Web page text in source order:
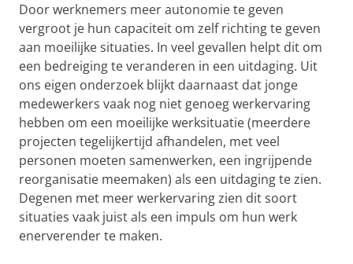
Door werknemers meer autonomie te geven
vergroot je hun capaciteit om zelf richting te geven
aan moeilijke situaties. In veel gevallen helpt dit om
een bedreiging te veranderen in een uitdaging. Uit
ons eigen onderzoek blijkt daarnaast dat jonge
medewerkers vaak nog niet genoeg werkervaring
hebben om een moeilijke werksituatie (meerdere
projecten tegelijkertijd afhandelen, met veel
personen moeten samenwerken, een ingrijpende
reorganisatie meemaken) als een uitdaging te zien.
Degenen met meer werkervaring zien dit soort
situaties vaak juist als een impuls om hun werk
enerverender te maken.